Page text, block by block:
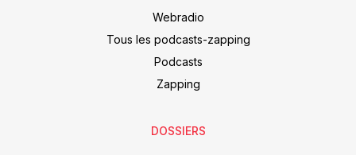
Webradio
Tous les podcasts-zapping
Podcasts
Zapping
DOSSIERS